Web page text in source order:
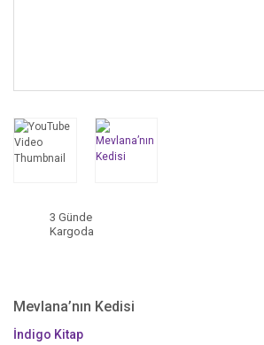
3 Günde
Kargoda
Mevlana’nın Kedisi
İndigo Kitap